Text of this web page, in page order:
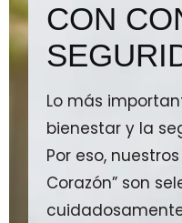
CON
Lo más
bienestar y la
Por eso,
Corazón” son